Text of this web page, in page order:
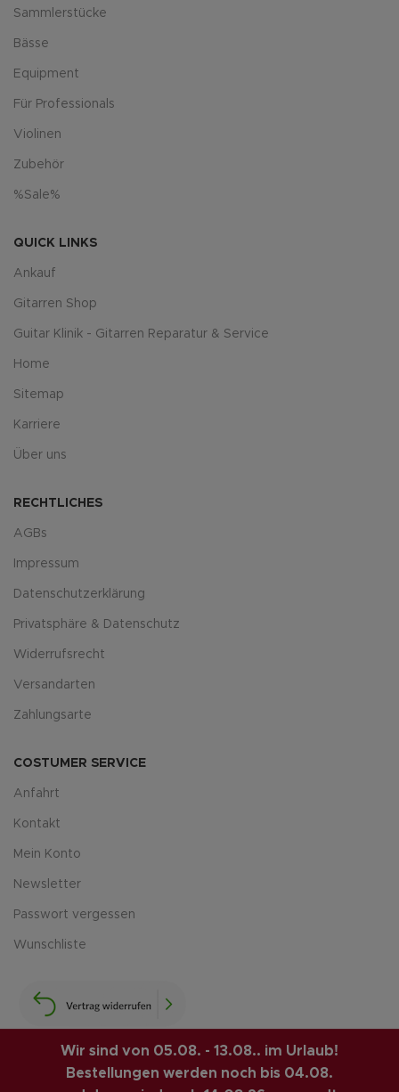
Wir sind von 05.08. - 13.08.. im Urlaub!
Bestellungen werden noch bis 04.08.
Sammlerstücke
Bässe
Equipment
Für Professionals
Violinen
Zubehör
%Sale%
QUICK LINKS
Ankauf
Gitarren Shop
Guitar Klinik - Gitarren Reparatur & Service
Home
Sitemap
Karriere
Über uns
RECHTLICHES
AGBs
Impressum
Datenschutzerklärung
Privatsphäre & Datenschutz
Widerrufsrecht
Versandarten
Zahlungsarte
COSTUMER SERVICE
Anfahrt
Kontakt
Mein Konto
Newsletter
Passwort vergessen
Wunschliste
LUIS-GUITAR-GARAGE.COM © 2026 | CREATED BY